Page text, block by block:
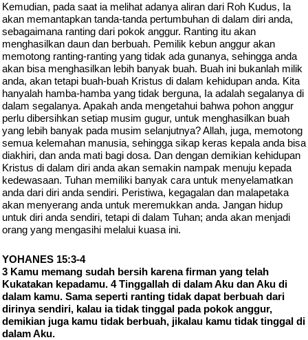
Kemudian, pada saat ia melihat adanya aliran dari Roh Kudus, Ia
akan memantapkan tanda-tanda pertumbuhan di dalam diri anda,
sebagaimana ranting dari pokok anggur. Ranting itu akan
menghasilkan daun dan berbuah. Pemilik kebun anggur akan
memotong ranting-ranting yang tidak ada gunanya, sehingga anda
akan bisa menghasilkan lebih banyak buah. Buah ini bukanlah milik
anda, akan tetapi buah-buah Kristus di dalam kehidupan anda. Kita
hanyalah hamba-hamba yang tidak berguna, Ia adalah segalanya di
dalam segalanya. Apakah anda mengetahui bahwa pohon anggur
perlu dibersihkan setiap musim gugur, untuk menghasilkan buah
yang lebih banyak pada musim selanjutnya? Allah, juga, memotong
semua kelemahan manusia, sehingga sikap keras kepala anda bisa
diakhiri, dan anda mati bagi dosa. Dan dengan demikian kehidupan
Kristus di dalam diri anda akan semakin nampak menuju kepada
kedewasaan. Tuhan memiliki banyak cara untuk menyelamatkan
anda dari diri anda sendiri. Peristiwa, kegagalan dan malapetaka
akan menyerang anda untuk meremukkan anda. Jangan hidup
untuk diri anda sendiri, tetapi di dalam Tuhan; anda akan menjadi
orang yang mengasihi melalui kuasa ini.
YOHANES 15:3-4
3 Kamu memang sudah bersih karena firman yang telah
Kukatakan kepadamu. 4 Tinggallah di dalam Aku dan Aku di
dalam kamu. Sama seperti ranting tidak dapat berbuah dari
dirinya sendiri, kalau ia tidak tinggal pada pokok anggur,
demikian juga kamu tidak berbuah, jikalau kamu tidak tinggal di
dalam Aku.